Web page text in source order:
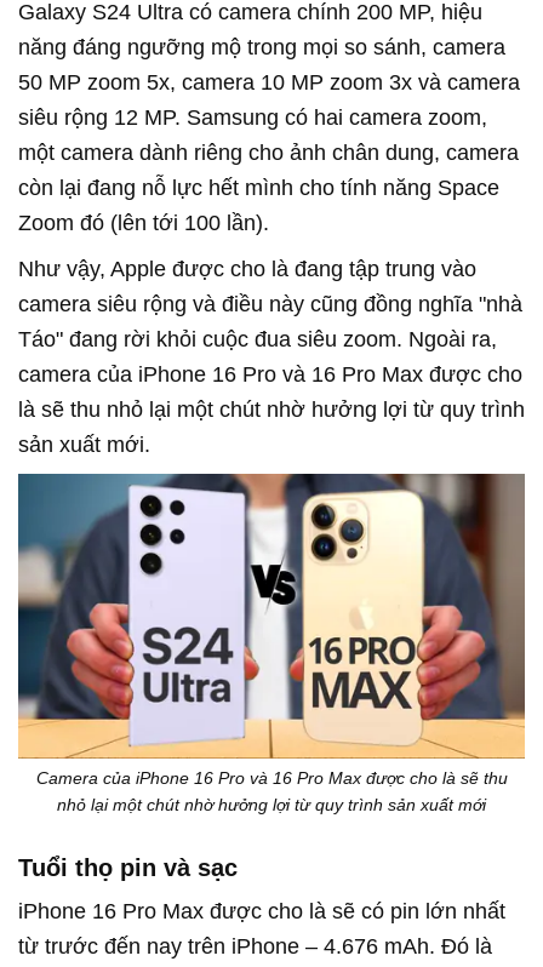
Galaxy S24 Ultra có camera chính 200 MP, hiệu
năng đáng ngưỡng mộ trong mọi so sánh, camera
50 MP zoom 5x, camera 10 MP zoom 3x và camera
siêu rộng 12 MP. Samsung có hai camera zoom,
một camera dành riêng cho ảnh chân dung, camera
còn lại đang nỗ lực hết mình cho tính năng Space
Zoom đó (lên tới 100 lần).
Như vậy, Apple được cho là đang tập trung vào
camera siêu rộng và điều này cũng đồng nghĩa "nhà
Táo" đang rời khỏi cuộc đua siêu zoom. Ngoài ra,
camera của iPhone 16 Pro và 16 Pro Max được cho
là sẽ thu nhỏ lại một chút nhờ hưởng lợi từ quy trình
sản xuất mới.
Camera của iPhone 16 Pro và 16 Pro Max được cho là sẽ thu
nhỏ lại một chút nhờ hưởng lợi từ quy trình sản xuất mới
Tuổi thọ pin và sạc
iPhone 16 Pro Max được cho là sẽ có pin lớn nhất
từ trước đến nay trên iPhone – 4.676 mAh. Đó là